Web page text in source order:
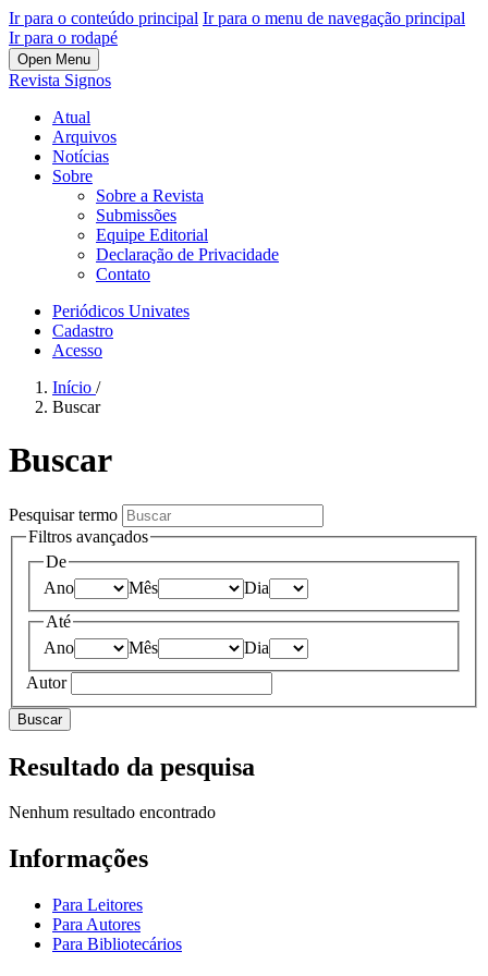
Ir para o conteúdo principal Ir para o menu de navegação principal
Ir para o rodapé
Open Menu
Revista Signos
Atual
Arquivos
Notícias
Sobre
Sobre a Revista
Submissões
Equipe Editorial
Declaração de Privacidade
Contato
Periódicos Univates
Cadastro
Acesso
Início /
Buscar
Buscar
Pesquisar termo
Filtros avançados
De
Ano
Mês
Dia
Até
Ano
Mês
Dia
Autor
Buscar
Resultado da pesquisa
Nenhum resultado encontrado
Informações
Para Leitores
Para Autores
Para Bibliotecários